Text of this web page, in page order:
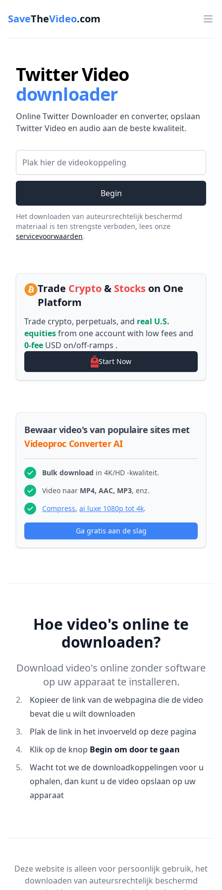
SaveTheVideo.com
Twitter Video
downloader
Online Twitter Downloader en converter, opslaan
Twitter Video en audio aan de beste kwaliteit.
Video link
Begin
Het downloaden van auteursrechtelijk beschermd
materiaal is ten strengste verboden, lees onze
servicevoorwaarden.
Trade Crypto& Stockson One
Platform
Trade crypto, perpetuals, and real U.S.
equitiesfrom one account with low fees and
0-fee USD on/off-ramps .
Start Now
Bewaar video's van populaire sites met
Videoproc Converter AI
Bulk download in 4K/HD -kwaliteit.
Video naar MP4, AAC, MP3, enz.
Compress, ai luxe 1080p tot 4k.
Ga gratis aan de slag
Hoe video's online te
downloaden?
Download video's online zonder software
op uw apparaat te installeren.
Kopieer de link van de webpagina die de video
bevat die u wilt downloaden
Plak de link in het invoerveld op deze pagina
Klik op de knop Begin om door te gaan
Wacht tot we de downloadkoppelingen voor u
ophalen, dan kunt u de video opslaan op uw
apparaat
Deze website is alleen voor persoonlijk gebruik, het
downloaden van auteursrechtelijk beschermd